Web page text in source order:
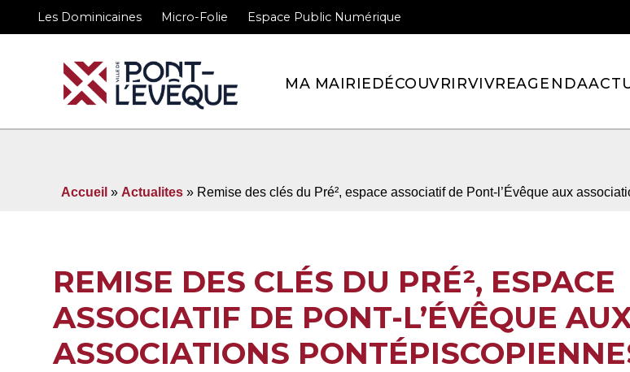
Les Dominicaines Micro-Folie Espace Public Numérique
MA MAIRIEDÉCOUVRIRVIVREAGENDA
Accueil » Actualites » Remise des clés du Pré², espace associatif de Pont-l’Évêque aux
REMISE DES CLÉS DU PRÉ², ESPACE
ASSOCIATIF DE PONT-L’ÉVÊQUE
ASSOCIATIONS